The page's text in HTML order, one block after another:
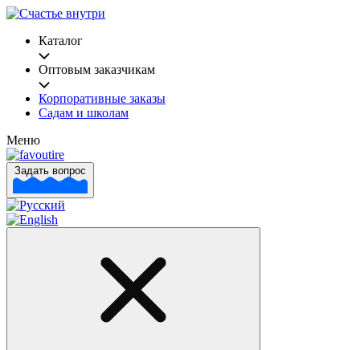
Каталог
Оптовым заказчикам
Корпоративные заказы
Садам и школам
Меню
Задать вопрос